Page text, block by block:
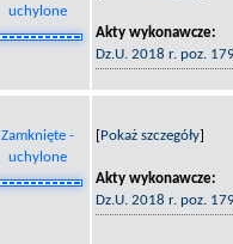
uchylone
Akty wykonawcze:
Dz.U. 2018 r. poz.
Zamknięte -
uchylone
Pokaż szczegóły
Akty wykonawcze:
Dz.U. 2018 r. poz.